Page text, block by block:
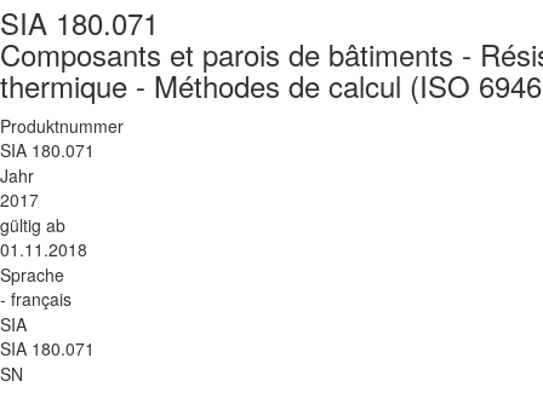
SIA 180.071
Composants et parois de bâtiments -
thermique - Méthodes de calcul (ISO
Produktnummer
SIA 180.071
Jahr
2017
gültig ab
01.11.2018
Sprache
- français
SIA
SIA 180.071
SN